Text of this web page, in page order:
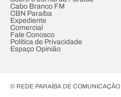
Cabo Branco FM
CBN Paraíba
Expediente
Comercial
Fale Conosco
Política de Privacidade
Espaço Opinião
© REDE PARAÍBA DE COMUNICAÇÃO